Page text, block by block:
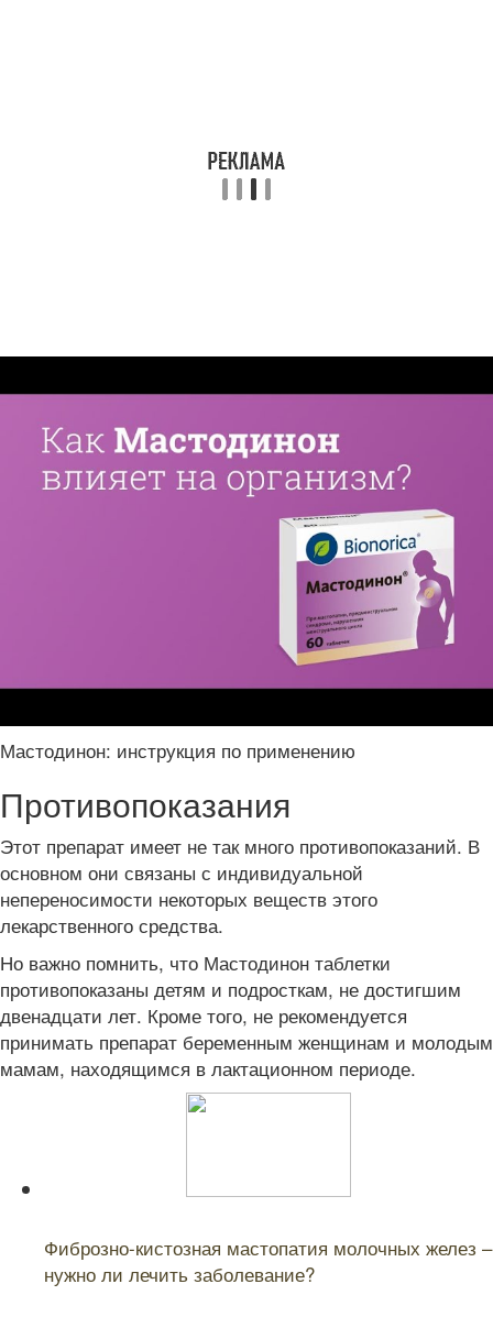
Мастодинон: инструкция по применению
Противопоказания
Этот препарат имеет не так много противопоказаний. В
основном они связаны с индивидуальной
непереносимости некоторых веществ этого
лекарственного средства.
Но важно помнить, что Мастодинон таблетки
противопоказаны детям и подросткам, не достигшим
двенадцати лет. Кроме того, не рекомендуется
принимать препарат беременным женщинам и молодым
мамам, находящимся в лактационном периоде.
Фиброзно-кистозная мастопатия молочных желез –
нужно ли лечить заболевание?